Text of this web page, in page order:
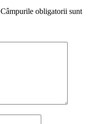
Câmpurile obligatorii sunt